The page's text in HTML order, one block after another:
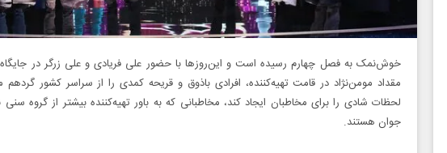
خوش‌نمک به فصل چهارم رسیده است و این‌روزها با حضور علی فریادی و علی زرگر در
مقداد مومن‌نژاد در قامت تهیه‌کننده، افرادی با‌ذوق و قریحه کمدی را از سراسر کشور گرد‌هم
لحظات شادی را برای مخاطبان ایجاد کند، مخاطبانی که به باور تهیه‌کننده بیشتر از گروه
جوان هستند.